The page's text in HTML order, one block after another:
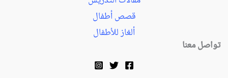
قصص أطفال
ألغاز للأطفال
تواصل معنا